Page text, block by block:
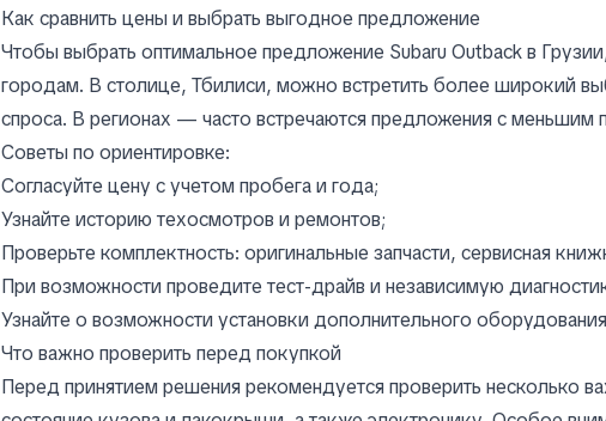
Как сравнить цены и выбрать выгодное предложение
Чтобы выбрать оптимальное предложение Subaru Outback в
городам. В столице, Тбилиси, можно встретить более широкий
спроса. В регионах — часто встречаются предложения с
Советы по ориентировке:
Согласуйте цену с учетом пробега и года;
Узнайте историю техосмотров и ремонтов;
Проверьте комплектность: оригинальные запчасти, сервисная
При возможности проведите тест-драйв и независимую
Узнайте о возможности установки дополнительного оборудования
Что важно проверить перед покупкой
Перед принятием решения рекомендуется проверить несколько